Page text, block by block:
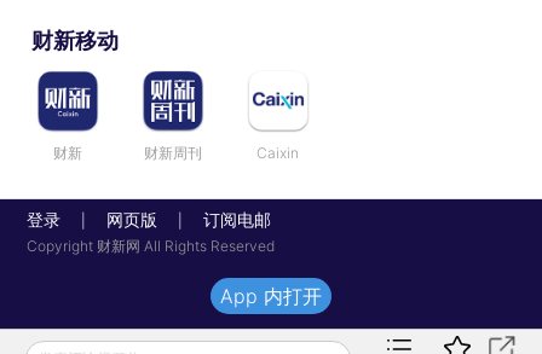
财新移动
财新 财新周刊 Caixin
登录 网页版 订阅电邮
Copyright 财新网 All Rights Reserved
App 内打开